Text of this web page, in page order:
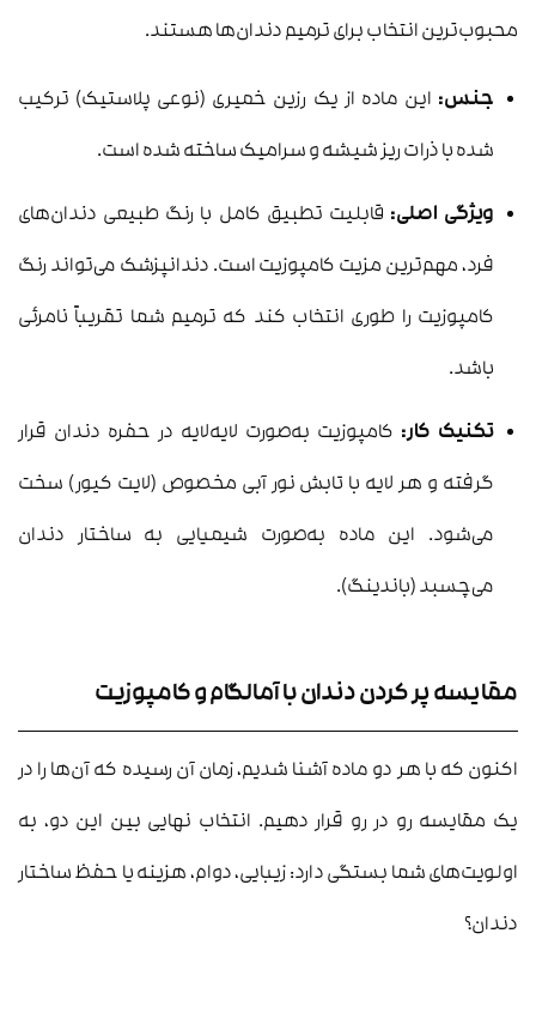
محبوب‌ترین انتخاب برای ترمیم دندان‌ها هستند.
جنس: این ماده از یک رزین خمیری (نوعی پلاستیک) ترکیب
شده با ذرات ریز شیشه و سرامیک ساخته شده است.
ویژگی اصلی: قابلیت تطبیق کامل با رنگ طبیعی دندان‌های
فرد، مهم‌ترین مزیت کامپوزیت است. دندانپزشک می‌تواند رنگ
کامپوزیت را طوری انتخاب کند که ترمیم شما تقریباً نامرئی
باشد.
تکنیک کار: کامپوزیت به‌صورت لایه‌لایه در حفره دندان قرار
گرفته و هر لایه با تابش نور آبی مخصوص (لایت کیور) سخت
می‌شود. این ماده به‌صورت شیمیایی به ساختار دندان
می‌چسبد (باندینگ).
مقایسه پر کردن دندان با آمالگام و کامپوزیت
اکنون که با هر دو ماده آشنا شدیم، زمان آن رسیده که آن‌ها را در
یک مقایسه رو در رو قرار دهیم. انتخاب نهایی بین این دو، به
اولویت‌های شما بستگی دارد: زیبایی، دوام، هزینه یا حفظ ساختار
دندان؟